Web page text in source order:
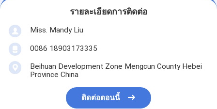
รายละเอียดการติดต่อ
Miss. Mandy Liu
0086 18903173335
Beihuan Development Zone Mengcun County Hebei
Province China
ติดต่อตอนนี้